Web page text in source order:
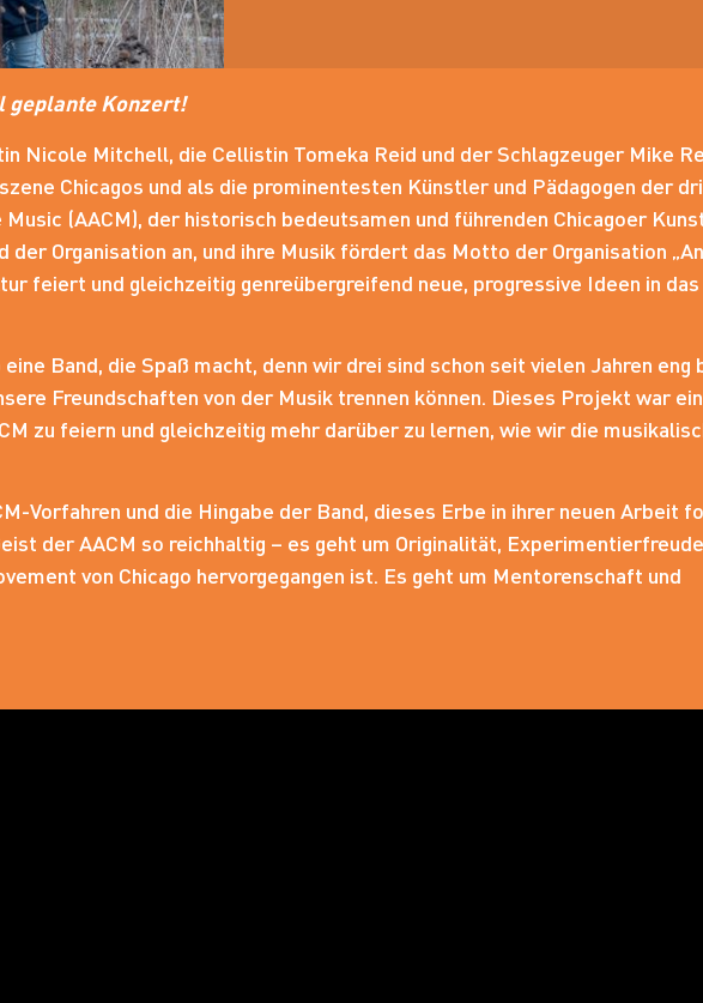
geplante Konzert!
Nicole Mitchell, die Cellistin Tomeka Reid und der Schlagzeuger Mike
Chicagos und als die prominentesten Künstler und Pädagogen der
(AACM), der historisch bedeutsamen und führenden Chicagoer
Organisation an, und ihre Musik fördert das Motto der Organisation
feiert und gleichzeitig genreübergreifend neue, progressive Ideen in
Band, die Spaß macht, denn wir drei sind schon seit vielen Jahren eng
Freundschaften von der Musik trennen können. Dieses Projekt war
zu feiern und gleichzeitig mehr darüber zu lernen, wie wir die
Vorfahren und die Hingabe der Band, dieses Erbe in ihrer neuen Arbeit
der AACM so reichhaltig – es geht um Originalität,
von Chicago hervorgegangen ist. Es geht um Mentorenschaft und